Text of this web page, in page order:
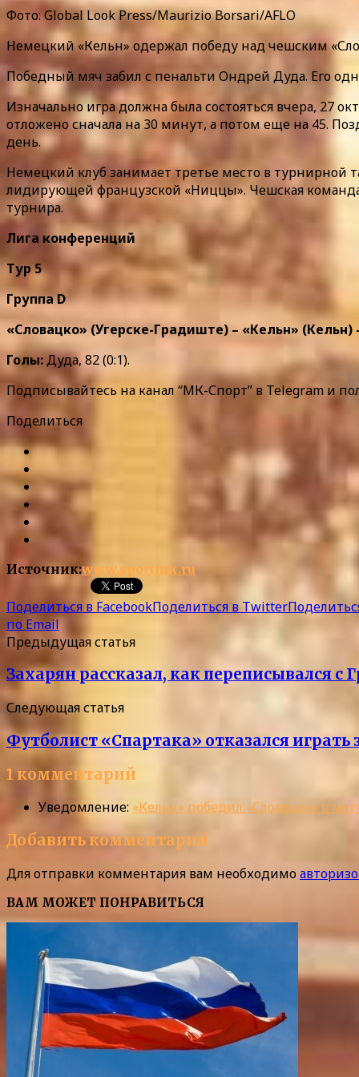
Фото: Global Look Press/Maurizio Borsari/AFLO
Немецкий «Кельн» одержал победу над чешским
Победный мяч забил с пенальти Ондрей Дуда. Его
Изначально игра должна была состояться вчера, 27
отложено сначала на 30 минут, а потом еще на 45.
день.
Немецкий клуб занимает третье место в турнирной
лидирующей французской «Ниццы». Чешская
турнира.
Лига конференций
Тур 5
Группа D
«Словацко» (Угерске-Градиште) – «Кельн» (Кельн)
Голы:Дуда, 82 (0:1).
Подписывайтесь на канал “МК-Спорт” в Telegram и
Поделиться
Источник:www.sportmk.ru
Поделиться в FacebookПоделиться в Twitter
по Email
Предыдущая статья
Захарян рассказал, как переписывался
Следующая статья
Футболист «Спартака» отказался играть
1 комментарий
Уведомление: «Кельн» победил «Словацко» в
Добавить комментарий
Для отправки комментария вам необходимо
ВАМ МОЖЕТ ПОНРАВИТЬСЯ